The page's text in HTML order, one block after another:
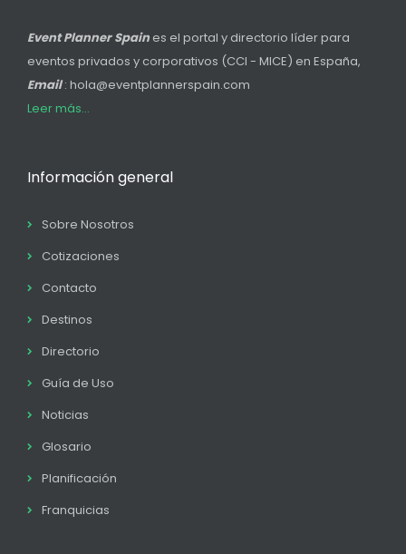
Event Planner Spain es el portal y directorio líder para
eventos privados y corporativos (CCI - MICE) en España,
Email: hola@eventplannerspain.com
Leer más...
Información general
Sobre Nosotros
Cotizaciones
Contacto
Destinos
Directorio
Guía de Uso
Noticias
Glosario
Planificación
Franquicias